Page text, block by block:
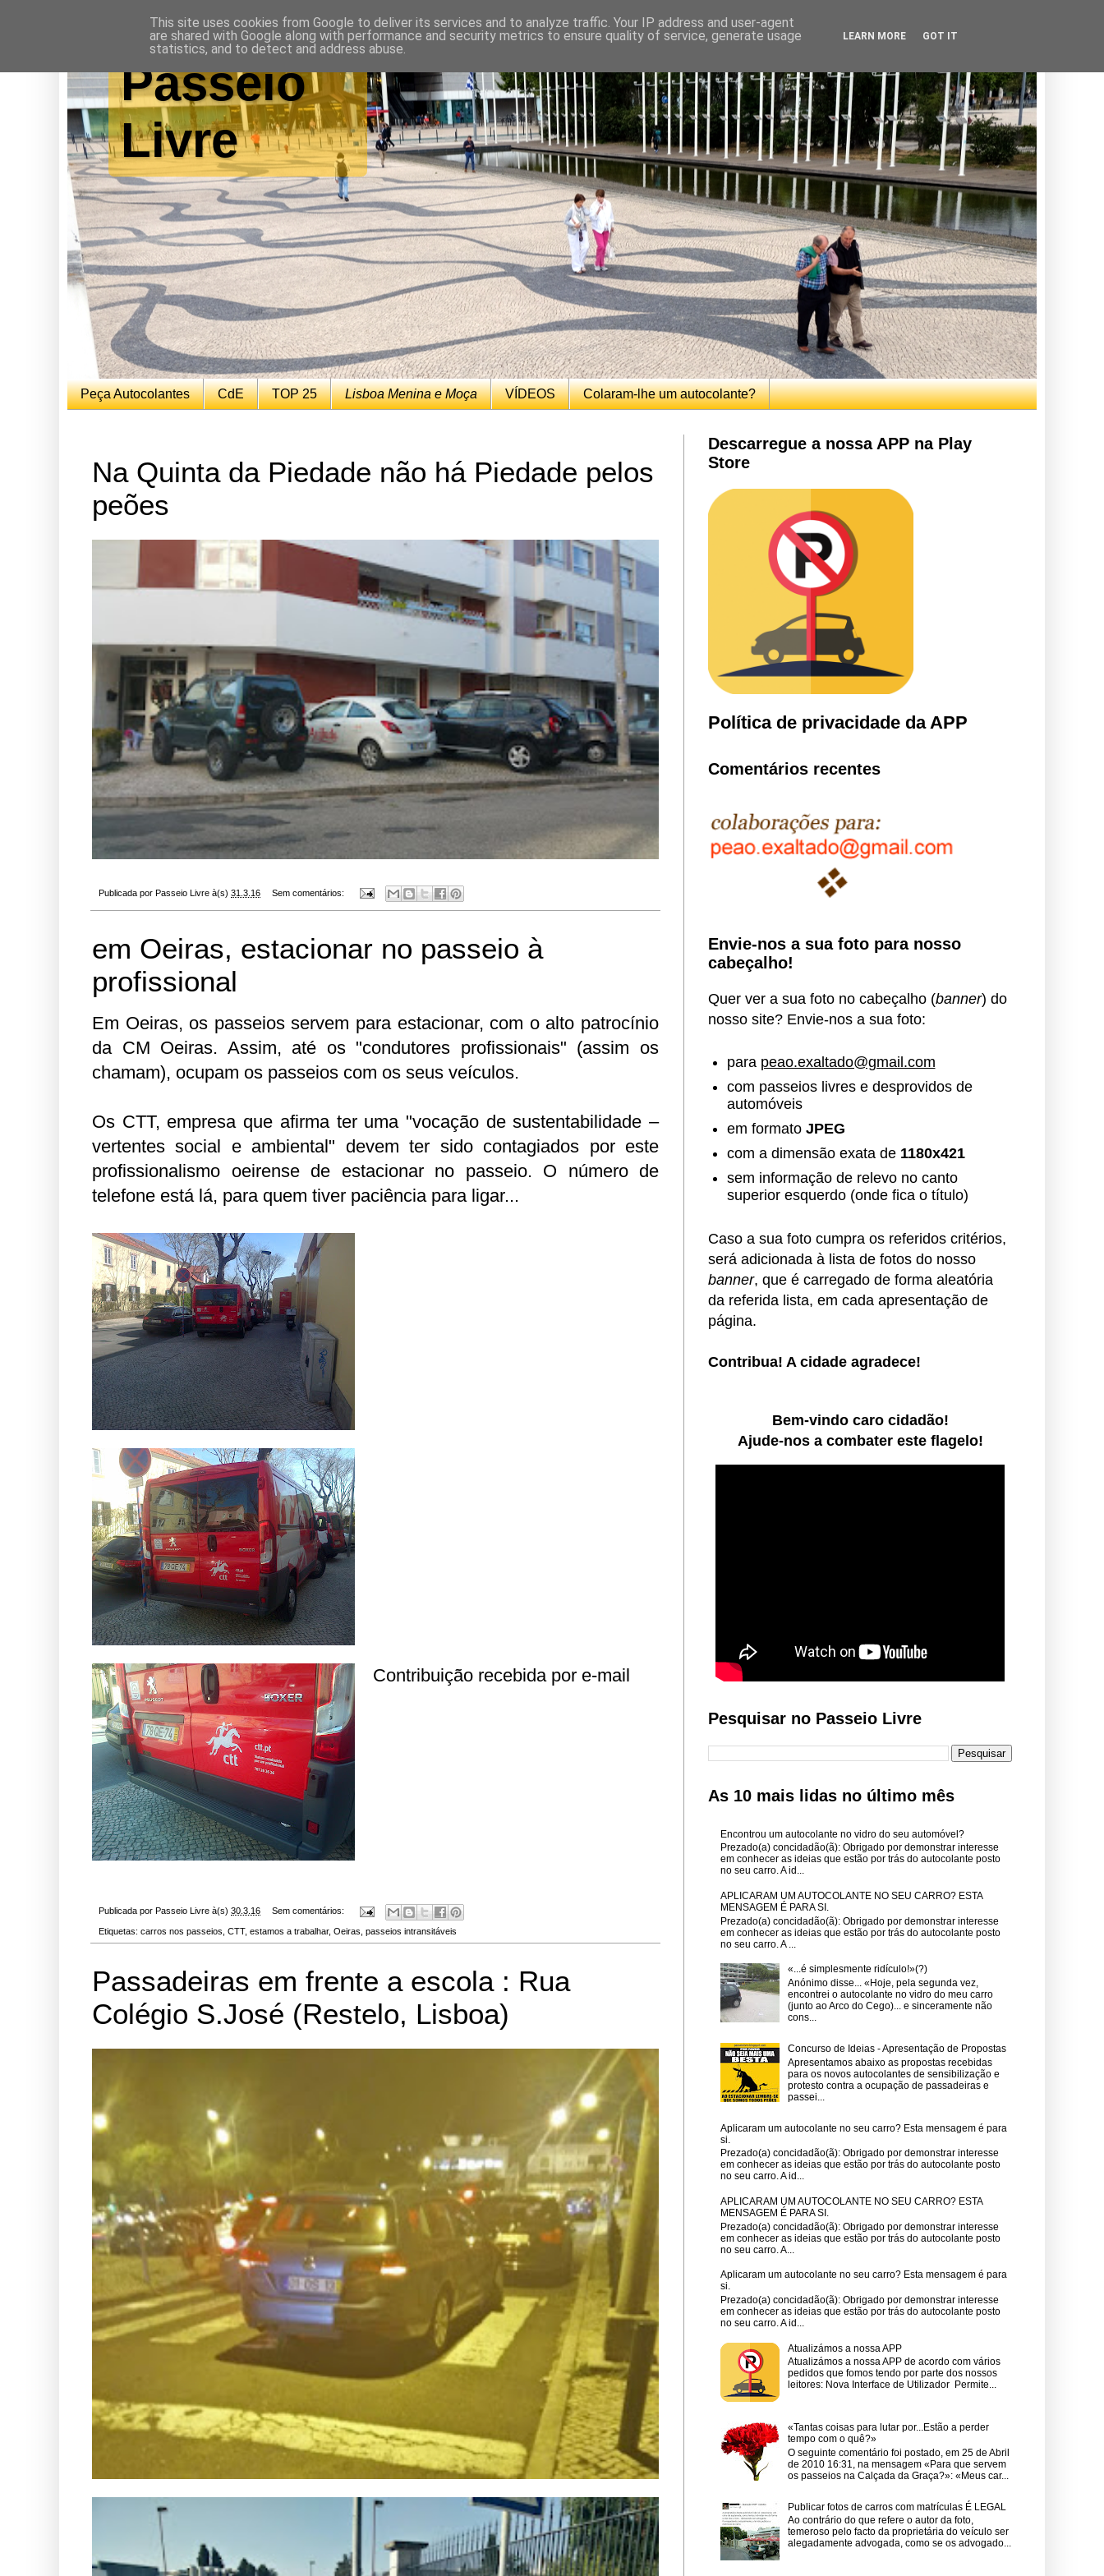
Passeio
Livre
Peça Autocolantes CdE TOP 25 Lisboa Menina e Moça VÍDEOS Colaram-lhe um autocolante?
Na Quinta da Piedade não há Piedade pelos
peões
Publicada por Passeio Livre à(s) 31.3.16 Sem comentários:
em Oeiras, estacionar no passeio à
profissional
Em Oeiras, os passeios servem para estacionar, com o alto patrocínio
da CM Oeiras. Assim, até os "condutores profissionais" (assim os
chamam), ocupam os passeios com os seus veículos.
Os CTT, empresa que afirma ter uma "vocação de sustentabilidade –
vertentes social e ambiental" devem ter sido contagiados por este
profissionalismo oeirense de estacionar no passeio. O número de
telefone está lá, para quem tiver paciência para ligar...
Contribuição recebida por e-mail
Publicada por Passeio Livre à(s) 30.3.16 Sem comentários:
Etiquetas: carros nos passeios CTT, estamos a trabalhar, Oeiras passeios intransitáveis
Passadeiras em frente a escola : Rua
Colégio S.José (Restelo, Lisboa)
Descarregue a nossa APP na Play
Store
Política de privacidade da APP
Comentários recentes
Envie-nos a sua foto para nosso
cabeçalho!
Quer ver a sua foto no cabeçalho (banner) do
nosso site? Envie-nos a sua foto:
para peao.exaltado@gmail.com
com passeios livres e desprovidos de
automóveis
em formato JPEG
com a dimensão exata de 1180x421
sem informação de relevo no canto
superior esquerdo (onde fica o título)
Caso a sua foto cumpra os referidos critérios,
será adicionada à lista de fotos do nosso
banner, que é carregado de forma aleatória
da referida lista, em cada apresentação de
página.
Contribua! A cidade agradece!
Bem-vindo caro cidadão!
Ajude-nos a combater este flagelo!
Pesquisar no Passeio Livre
As 10 mais lidas no último mês
Encontrou um autocolante no vidro do seu automóvel?
Prezado(a) concidadão(ã): Obrigado por demonstrar interesse
em conhecer as ideias que estão por trás do autocolante posto
no seu carro. A id...
APLICARAM UM AUTOCOLANTE NO SEU CARRO? ESTA
MENSAGEM É PARA SI.
Prezado(a) concidadão(ã): Obrigado por demonstrar interesse
em conhecer as ideias que estão por trás do autocolante posto
no seu carro. A ...
«...é simplesmente ridículo!»(?)
Anónimo disse... «Hoje, pela segunda vez,
encontrei o autocolante no vidro do meu carro
(junto ao Arco do Cego)... e sinceramente não
cons...
Concurso de Ideias - Apresentação de Propostas
Apresentamos abaixo as propostas recebidas
para os novos autocolantes de sensibilização e
protesto contra a ocupação de passadeiras e
passei...
Aplicaram um autocolante no seu carro? Esta mensagem é para
si.
Prezado(a) concidadão(ã): Obrigado por demonstrar interesse
em conhecer as ideias que estão por trás do autocolante posto
no seu carro. A id...
APLICARAM UM AUTOCOLANTE NO SEU CARRO? ESTA
MENSAGEM É PARA SI.
Prezado(a) concidadão(ã): Obrigado por demonstrar interesse
em conhecer as ideias que estão por trás do autocolante posto
no seu carro. A...
Aplicaram um autocolante no seu carro? Esta mensagem é para
si.
Prezado(a) concidadão(ã): Obrigado por demonstrar interesse
em conhecer as ideias que estão por trás do autocolante posto
no seu carro. A id...
Atualizámos a nossa APP
Atualizámos a nossa APP de acordo com vários
pedidos que fomos tendo por parte dos nossos
leitores: Nova Interface de Utilizador Permite...
«Tantas coisas para lutar por...Estão a perder
tempo com o quê?»
O seguinte comentário foi postado, em 25 de Abril
de 2010 16:31, na mensagem «Para que servem
os passeios na Calçada da Graça?»: «Meus car...
Publicar fotos de carros com matrículas É LEGAL
Ao contrário do que refere o autor da foto,
temeroso pelo facto da proprietária do veículo ser
alegadamente advogada, como se os advogado...
This site uses cookies from Google to deliver its services and to analyze traffic. Your IP address and user-agent
are shared with Google along with performance and security metrics to ensure quality of service, generate usage
statistics, and to detect and address abuse.
LEARN MORE GOT IT